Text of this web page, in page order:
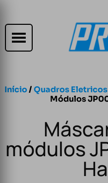
Início/Quadros Eletricos
Módulos
módulos